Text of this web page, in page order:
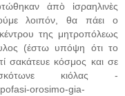
ἀπὸ ἰσραηλινὲς
λοιπόν, θα πάει ο
της μητροπόλεως
(έστω υπόψη ότι το
σακάτευε κόσμος και σε
κιόλας -
orosimo-gia-